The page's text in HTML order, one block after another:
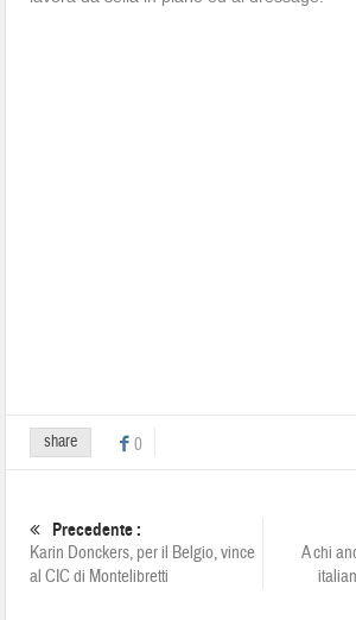
share 0
Precedente :
Karin Donckers, per il Belgio, vince
al CIC di Montelibretti
A chi